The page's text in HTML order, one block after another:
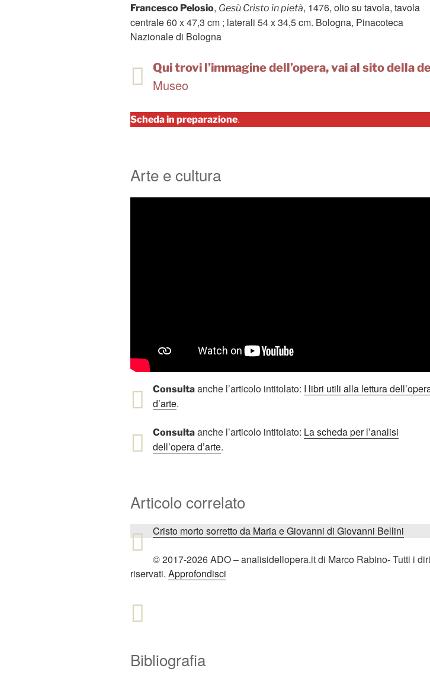
Francesco Pelosio, Gesù Cristo in pietà, 1476, olio su tavola, tavola
centrale 60 x 47,3 cm ; laterali 54 x 34,5 cm. Bologna, Pinacoteca
Nazionale di Bologna
Qui trovi l’immagine dell’opera, vai al sito della
Museo
Scheda in preparazione.
Arte e cultura
Consulta anche l’articolo intitolato: I libri utili alla lettura
d’arte.
Consulta anche l’articolo intitolato: La scheda per l’analisi
dell’opera d’arte.
Articolo correlato
Cristo morto sorretto da Maria e Giovanni di Giovanni Bellini
© 2017-2026 ADO – analisidellopera.it di Marco Rabino- Tutti i
riservati. Approfondisci
Bibliografia